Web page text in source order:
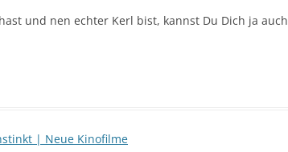
und nen echter Kerl bist, kannst Du Dich ja auch
| Neue Kinofilme